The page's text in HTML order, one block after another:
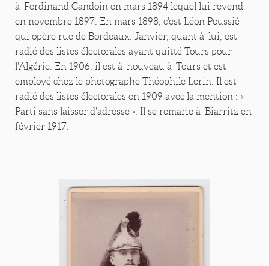
à Ferdinand Gandoin en mars 1894 lequel lui revend
en novembre 1897. En mars 1898, c'est Léon Poussié
qui opère rue de Bordeaux. Janvier, quant à lui, est
radié des listes électorales ayant quitté Tours pour
l'Algérie. En 1906, il est à nouveau à Tours et est
employé chez le photographe Théophile Lorin. Il est
radié des listes électorales en 1909 avec la mention : «
Parti sans laisser d'adresse ». Il se remarie à Biarritz en
février 1917.